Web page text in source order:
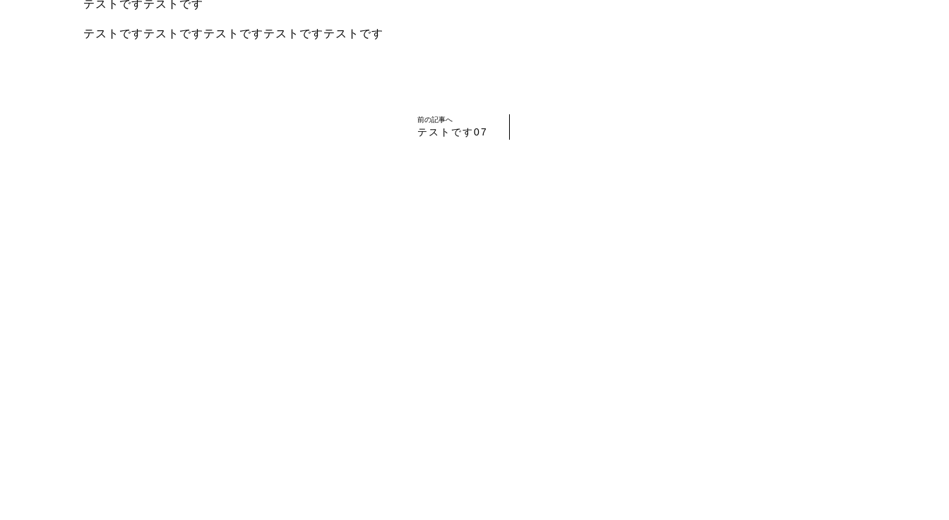
テストですテストです
テストですテストですテストですテストですテストです
前の記事へ
テストです07